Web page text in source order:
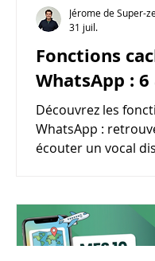
Fonctions
WhatsApp : 6
simples pour
Découvrez les
WhatsApp :
écouter un vocal
Jérome de Super-
31 juil.